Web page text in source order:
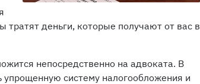
тратят деньги, которые получают от вас в
непосредственно на адвоката. В
систему налогообложения и